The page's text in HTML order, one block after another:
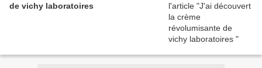
de vichy laboratoires